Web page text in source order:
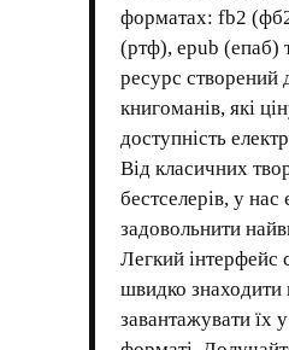
форматах: fb2
(ртф), epub
ресурс створений
книгоманів, які
доступність
Від класичних
бестселерів, у
задовольнити
Легкий інтерфейс
швидко знаходити
завантажувати їх